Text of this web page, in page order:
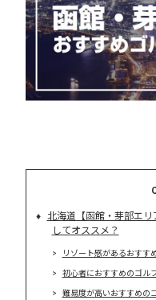
北海道【函館・芽部エ
してオススメ？
リゾート感があるおすす
初心者におすすめのゴル
難易度が高いおすすめの